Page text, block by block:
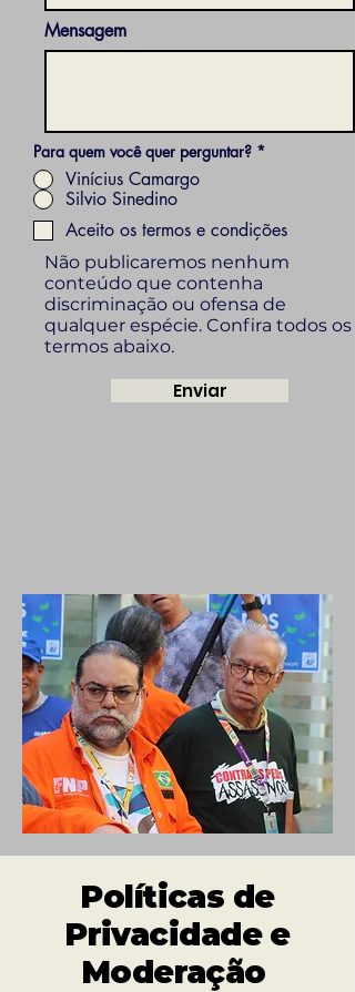
Mensagem
Para quem você quer perguntar? *
Vinícius Camargo
Silvio Sinedino
Aceito os termos e condições
Não publicaremos nenhum
conteúdo que contenha
discriminação ou ofensa de
qualquer espécie. Confira todos os
termos abaixo.
Enviar
Políticas de
Privacidade e
Moderação